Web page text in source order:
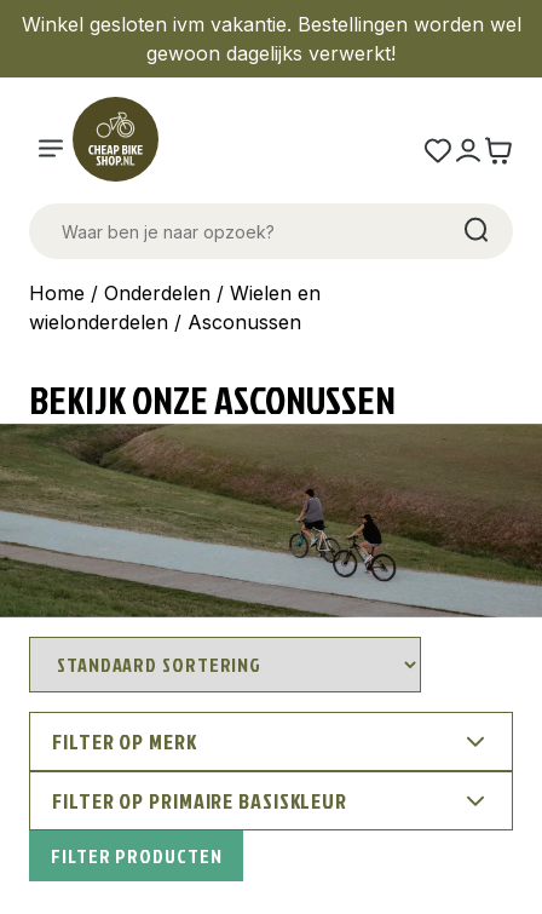
Winkel gesloten ivm vakantie. Bestellingen worden wel
gewoon dagelijks verwerkt!
Home / Onderdelen / Wielen en
wielonderdelen / Asconussen
BEKIJK ONZE ASCONUSSEN
FILTER OP MERK
FILTER OP PRIMAIRE BASISKLEUR
FILTER PRODUCTEN